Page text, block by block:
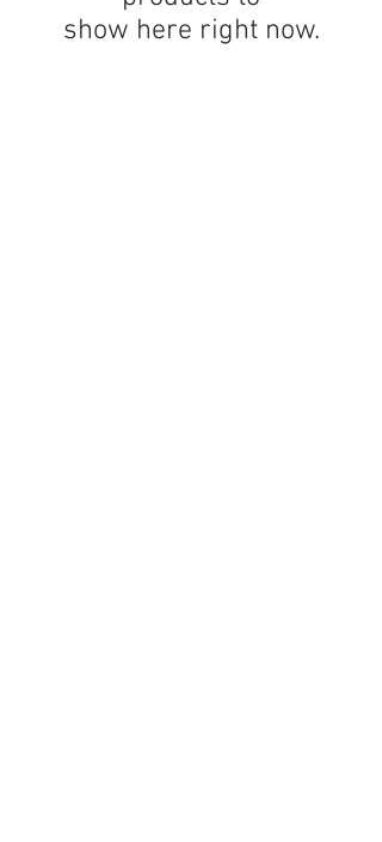
show here right now.